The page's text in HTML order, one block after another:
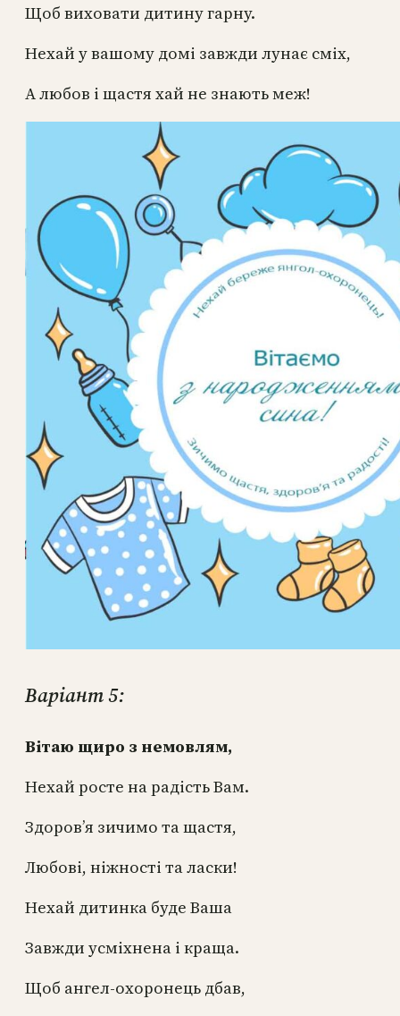
Щоб виховати дитину гарну.
Нехай у вашому домі завжди лунає сміх,
А любов і щастя хай не знають меж!
Варіант 5:
Вітаю щиро з немовлям,
Нехай росте на радість Вам.
Здоров’я зичимо та щастя,
Любові, ніжності та ласки!
Нехай дитинка буде Ваша
Завжди усміхнена і краща.
Щоб ангел-охоронець дбав,